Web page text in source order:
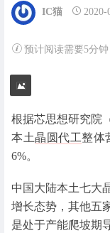
IC猫 2020-
预计阅读需要5分钟
根据芯思想研究院
本土晶圆代工整体
6%。
中国大陆本土七大
增长态势，其他五
是处于产能爬坡期